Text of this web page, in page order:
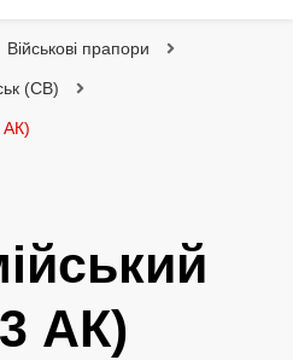
Військові прапори
(СВ)
АК)
АК)